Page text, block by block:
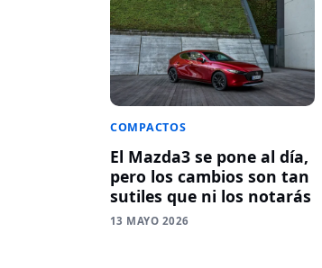
COMPACTOS
El Mazda3 se pone al día,
pero los cambios son tan
sutiles que ni los notarás
13 MAYO 2026